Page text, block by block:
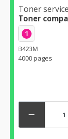
Toner
Toner
1
B423M
4000 pages
